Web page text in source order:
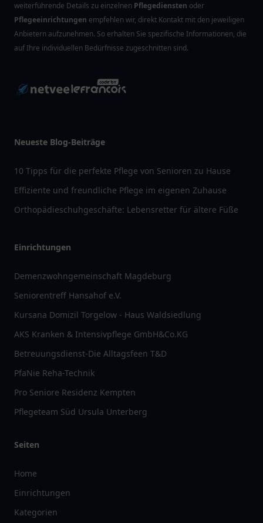
weiterführende Details zu einzelnen Pflegediensten oder
Pflegeeinrichtungen empfehlen wir, direkt Kontakt mit den jeweiligen
Anbietern aufzunehmen. So erhalten Sie spezifische Informationen, die
auf Ihre individuellen Bedürfnisse zugeschnitten sind.
Neueste Blog-Beiträge
10 Tipps für die perfekte Pflege von Senioren zu Hause
Effiziente und freundliche Pflege im eigenen Zuhause
Orthopädieschuhgeschäfte: Lebensretter für ältere Füße
Einrichtungen
Demenzwohngemeinschaft Magdeburg
Seniorentreff Hansahof e.V.
Kursana Domizil Torgelow - Haus Waldsiedlung
AKS Kranken & Intensivpflege GmbH&Co.KG
Betreuungsdienst-Die Alltagsfeen T&D
PfaNie Reha-Technik
Pro Seniore Residenz Kempten
Pflegeteam Süd Ursula Unterberg
Seiten
Home
Einrichtungen
Kategorien